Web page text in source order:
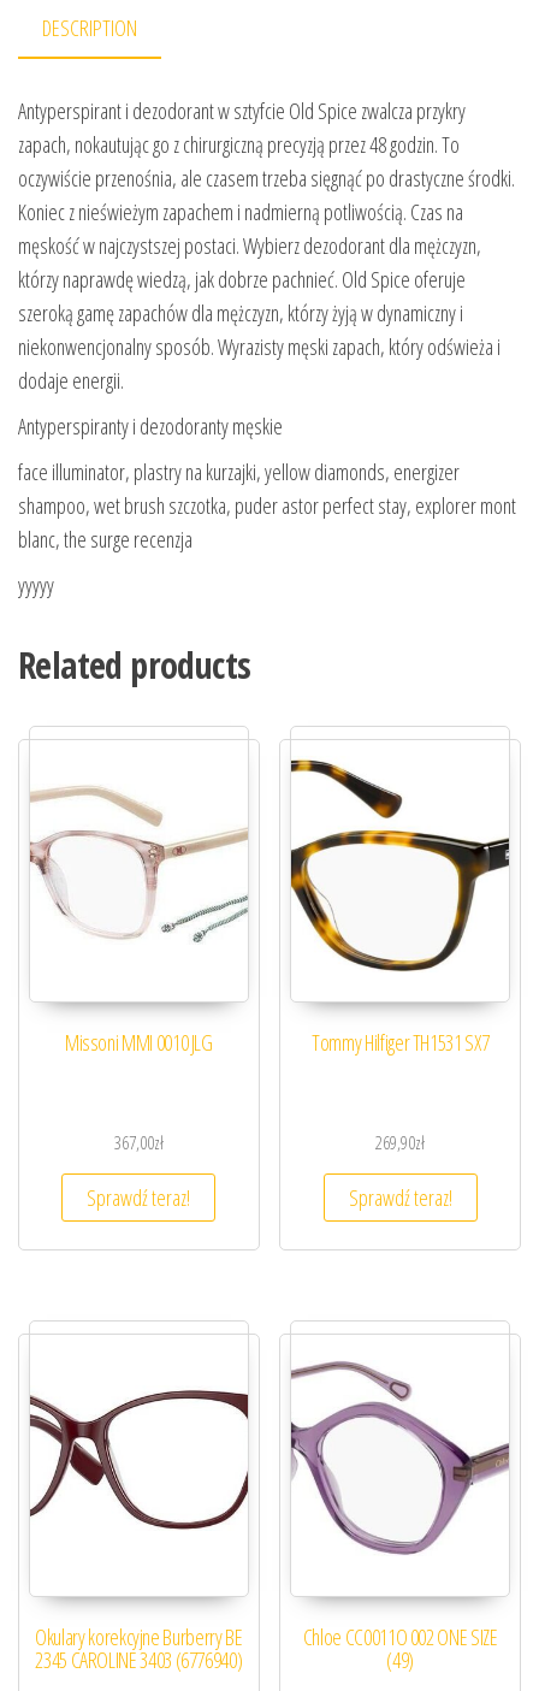
DESCRIPTION
Antyperspirant i dezodorant w sztyfcie Old Spice zwalcza przykry
zapach, nokautując go z chirurgiczną precyzją przez 48 godzin. To
oczywiście przenośnia, ale czasem trzeba sięgnąć po drastyczne środki.
Koniec z nieświeżym zapachem i nadmierną potliwością. Czas na
męskość w najczystszej postaci. Wybierz dezodorant dla mężczyzn,
którzy naprawdę wiedzą, jak dobrze pachnieć. Old Spice oferuje
szeroką gamę zapachów dla mężczyzn, którzy żyją w dynamiczny i
niekonwencjonalny sposób. Wyrazisty męski zapach, który odświeża i
dodaje energii.
Antyperspiranty i dezodoranty męskie
face illuminator, plastry na kurzajki, yellow diamonds, energizer
shampoo, wet brush szczotka, puder astor perfect stay, explorer mont
blanc, the surge recenzja
yyyyy
Related products
Missoni MMI 0010 JLG
367,00zł
Sprawdź teraz!
Tommy Hilfiger TH1531 SX7
269,90zł
Sprawdź teraz!
Okulary korekcyjne Burberry BE
2345 CAROLINE 3403 (6776940)
Chloe CC0011O 002 ONE SIZE
(49)